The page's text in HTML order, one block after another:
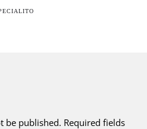
be published. Required fields